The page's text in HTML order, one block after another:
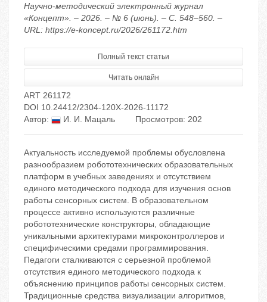
Научно-методический электронный журнал
«Концепт». – 2026. – № 6 (июнь). – С. 548–560. –
URL: https://e-koncept.ru/2026/261172.htm
Полный текст статьи
Читать онлайн
ART 261172
DOI 10.24412/2304-120X-2026-11172
Автор:
И. И. Мацаль Просмотров: 202
Актуальность исследуемой проблемы обусловлена
разнообразием робототехнических образовательных
платформ в учебных заведениях и отсутствием
единого методического подхода для изучения основ
работы сенсорных систем. В образовательном
процессе активно используются различные
робототехнические конструкторы, обладающие
уникальными архитектурами микроконтроллеров и
специфическими средами программирования.
Педагоги сталкиваются с серьезной проблемой
отсутствия единого методического подхода к
объяснению принципов работы сенсорных систем.
Традиционные средства визуализации алгоритмов,